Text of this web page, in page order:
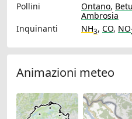
Pollini
Ontano,
Ambrosia
Inquinanti
NH3, CO, NO
Animazioni meteo